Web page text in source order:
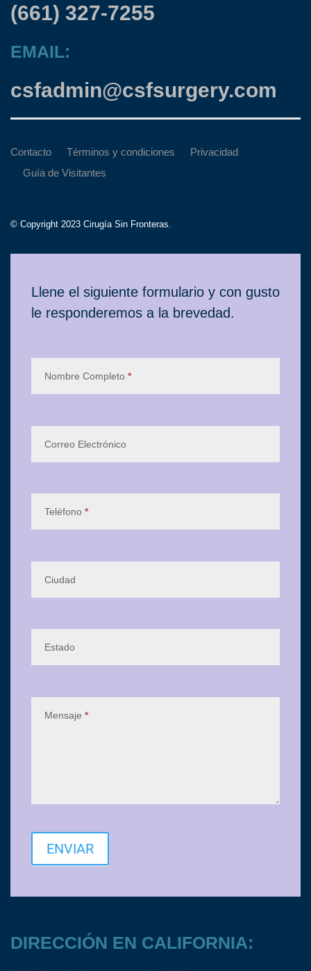
(661) 327-7255
EMAIL:
csfadmin@csfsurgery.com
Contacto Términos y condiciones
Privacidad
Guía de Visitantes
© Copyright 2023 Cirugía Sin Fronteras.
Llene el siguiente formulario y con gusto
le responderemos a la brevedad.
Nombre Completo *
Correo Electrónico
Teléfono *
Ciudad
Estado
Mensaje *
ENVIAR
DIRECCIÓN EN CALIFORNIA: